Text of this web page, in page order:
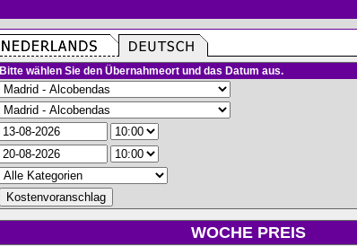
Bitte wählen Sie den Übernahmeort und das Datum aus.
WOCHE PREIS